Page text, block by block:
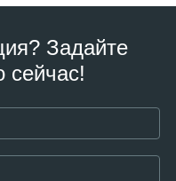
Задайте
сейчас!